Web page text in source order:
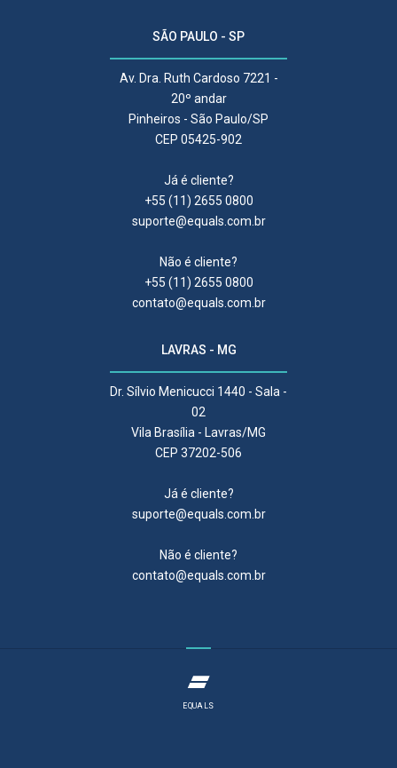
SÃO PAULO - SP
Av. Dra. Ruth Cardoso 7221 -
20º andar
Pinheiros - São Paulo/SP
CEP 05425-902
Já é cliente?
+55 (11) 2655 0800
suporte@equals.com.br
Não é cliente?
+55 (11) 2655 0800
contato@equals.com.br
LAVRAS - MG
Dr. Sílvio Menicucci 1440 - Sala -
02
Vila Brasília - Lavras/MG
CEP 37202-506
Já é cliente?
suporte@equals.com.br
Não é cliente?
contato@equals.com.br